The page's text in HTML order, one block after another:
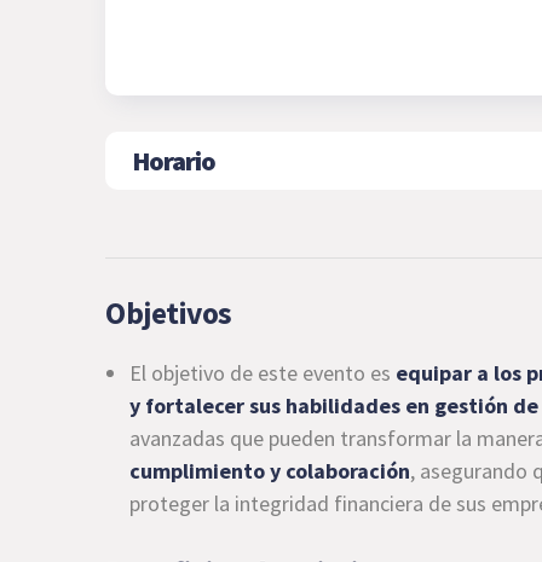
Horario
Objetivos
El objetivo de este evento es equipar a los
y fortalecer sus habilidades en gestión
avanzadas que pueden transformar la
cumplimiento y colaboración, asegurando
proteger la integridad financiera de sus